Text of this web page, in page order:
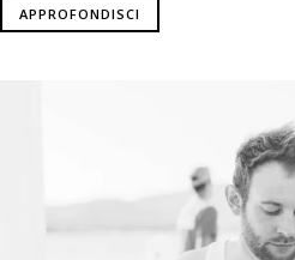
APPROFONDISCI